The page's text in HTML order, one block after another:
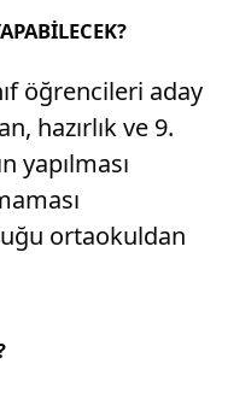
öğrencileri aday
hazırlık ve 9.
yapılması
ortaokuldan